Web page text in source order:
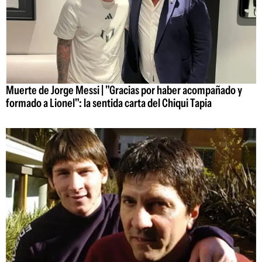
Muerte de Jorge Messi | "Gracias por haber acompañado y
formado a Lionel": la sentida carta del Chiqui Tapia